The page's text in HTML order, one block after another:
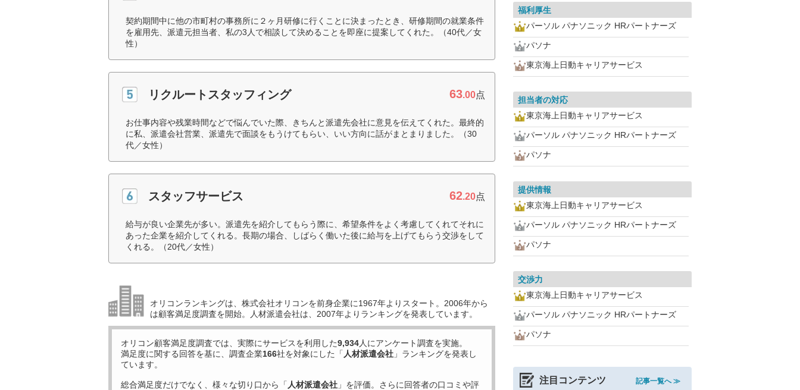
契約期間中に他の市町村の事務所に２ヶ月研修に行くことに決まったとき、研修期間の就業条件
を雇用先、派遣元担当者、私の3人で相談して決めることを即座に提案してくれた。（40代／女
性）
リクルートスタッフィング 63.00点
お仕事内容や残業時間などで悩んでいた際、きちんと派遣先会社に意見を伝えてくれた。最終的
に私、派遣会社営業、派遣先で面談をもうけてもらい、いい方向に話がまとまりました。（30
代／女性）
スタッフサービス 62.20点
給与が良い企業先が多い。派遣先を紹介してもらう際に、希望条件をよく考慮してくれてそれに
あった企業を紹介してくれる。長期の場合、しばらく働いた後に給与を上げてもらう交渉をして
くれる。（20代／女性）
オリコンランキングは、株式会社オリコンを前身企業に1967年よりスタート。2006年から
は顧客満足度調査を開始。人材派遣会社は、2007年よりランキングを発表しています。
オリコン顧客満足度調査では、実際にサービスを利用した9,934人にアンケート調査を実施。
満足度に関する回答を基に、調査企業166社を対象にした「 人材派遣会社 」ランキングを発表し
ています。
総合満足度だけでなく、様々な切り口から「 人材派遣会社 」を評価。さらに回答者の口コミや評
福利厚生
パーソル パナソニック HRパートナーズ
パソナ
東京海上日動キャリアサービス
担当者の対応
東京海上日動キャリアサービス
パーソル パナソニック HRパートナーズ
パソナ
提供情報
東京海上日動キャリアサービス
パーソル パナソニック HRパートナーズ
パソナ
交渉力
東京海上日動キャリアサービス
パーソル パナソニック HRパートナーズ
パソナ
注目コンテンツ 記事一覧へ ≫